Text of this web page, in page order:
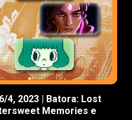
4, 2023 | Batora: Lost
Memories e